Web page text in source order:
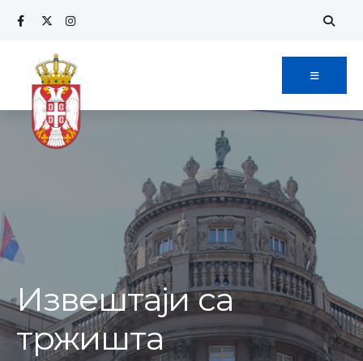
Извештаји са
тржишта